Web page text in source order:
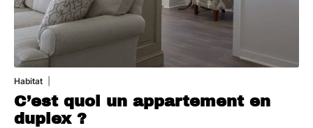
Habitat
C’est quoi un appartement en
duplex ?